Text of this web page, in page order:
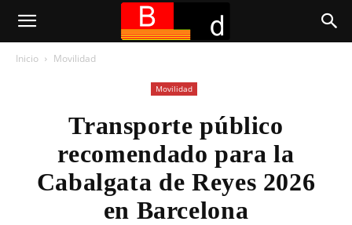
Inicio Movilidad
Movilidad
Transporte público
recomendado para la
Cabalgata de Reyes 2026
en Barcelona